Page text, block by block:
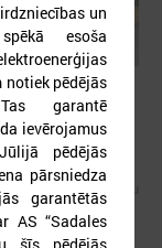
plašu un
Latvijā
informāciju
un
esoša
pēdējās
garantē
ievērojamus
pēdējās
pārsniedza
garantētās
AS “Sadales